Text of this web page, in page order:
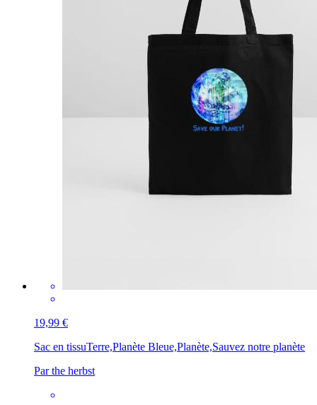
19,99 €
Sac en tissuTerre,Planète Bleue,Planète,Sauvez notre planète
Par the herbst